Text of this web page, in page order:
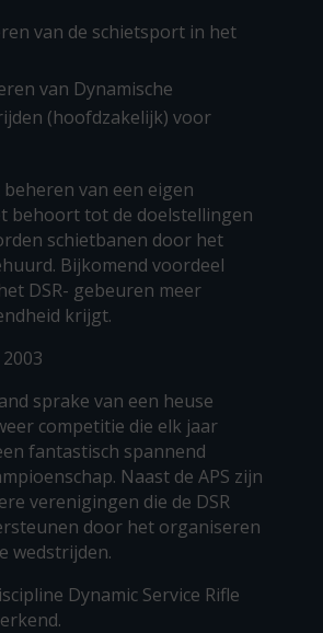
van de schietsport in het
van Dynamische
(hoofdzakelijk) voor
van een eigen
behoort tot de doelstellingen
schietbanen door het
Bijkomend voordeel
DSR- gebeuren meer
krijgt.
sprake van een heuse
competitie die elk jaar
fantastisch spannend
Naast de APS zijn
verenigingen die de DSR
door het organiseren
wedstrijden.
Dynamic Service Rifle